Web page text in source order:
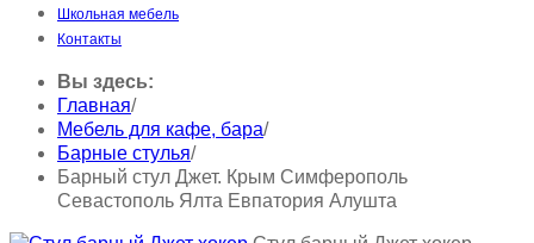
Школьная мебель
Контакты
Вы здесь:
Главная/
Мебель для кафе, бара/
Барные стулья/
Барный стул Джет. Крым Симферополь
Севастополь Ялта Евпатория Алушта